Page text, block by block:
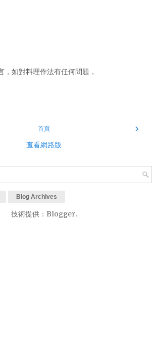
，如對料理作法有任何問題，
›
首頁
查看網路版
Blog Archives
技術提供： Blogger.